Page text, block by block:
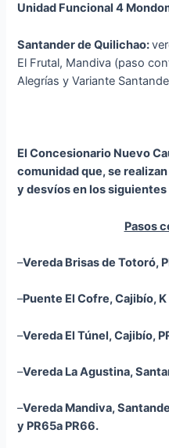
Unidad Funcional 4
Santander de Quilichao:
El Frutal, Mandiva (paso
Alegrías y Variante
El Concesionario Nuevo
comunidad que, se
y desvíos en los
Pasos
–Vereda Brisas de Totoró,
–Puente El Cofre, Cajibío,
–Vereda El Túnel, Cajibío,
–Vereda La Agustina,
–Vereda Mandiva,
y PR65a PR66.